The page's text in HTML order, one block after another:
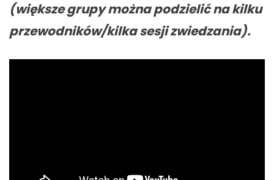
(większe grupy można podzielić na kilku
przewodników/kilka sesji zwiedzania).